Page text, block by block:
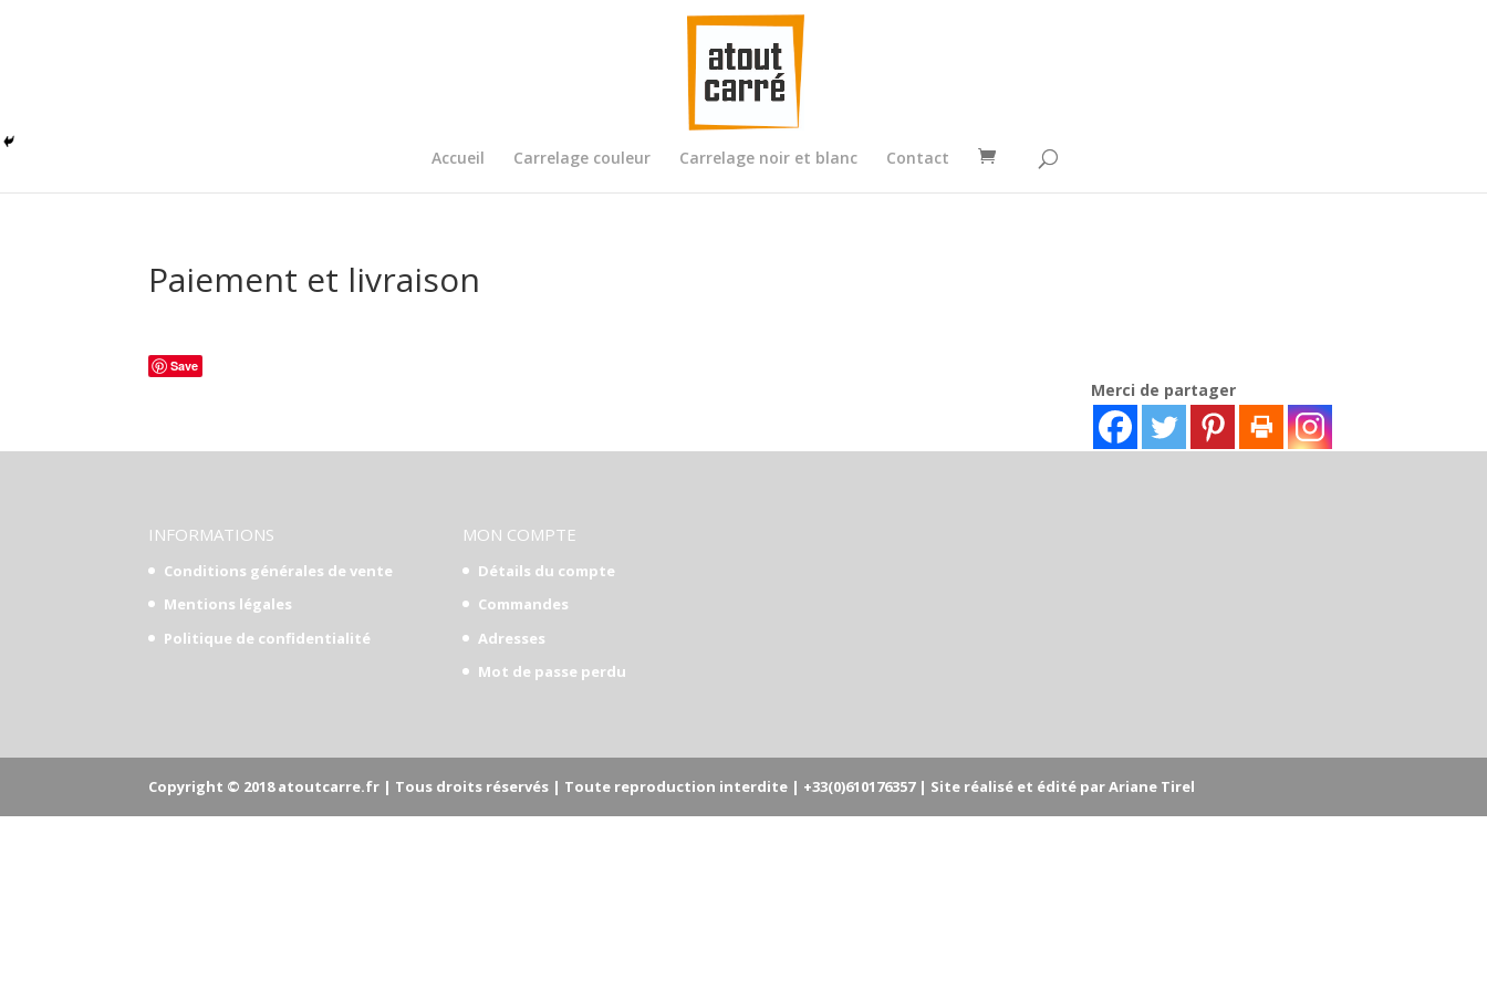
Accueil Carrelage couleur Carrelage noir et blanc Contact
Paiement et livraison
Save
Merci de partager
INFORMATIONS
Conditions générales de vente
Mentions légales
Politique de confidentialité
MON COMPTE
Détails du compte
Commandes
Adresses
Mot de passe perdu
Copyright © 2018 atoutcarre.fr | Tous droits réservés | Toute reproduction interdite | +33(0)610176357 | Site réalisé et édité par Ariane Tirel